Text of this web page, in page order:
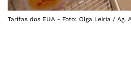
Tarifas dos EUA - Foto: Olga Leiria / Ag.